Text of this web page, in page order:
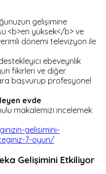
gelişimine
<b>en yüksek</b> ve
dönemi televizyon ile
ebeveynlik
fikirleri ve diğer
başvurup profesyonel
evde
makalemizi incelemek
gelisimini-
7-oyun/
Gelişimini Etkiliyor